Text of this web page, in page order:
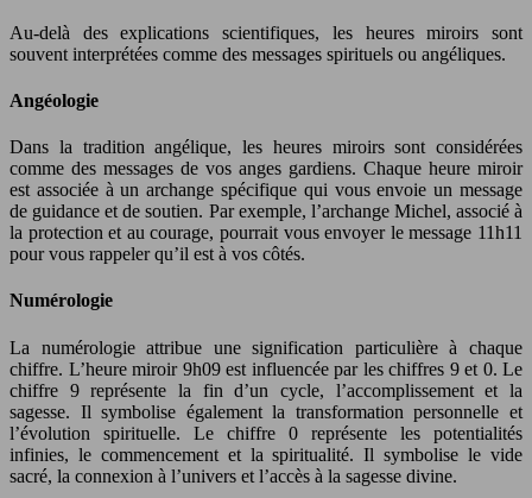
Au-delà des explications scientifiques, les heures miroirs sont
souvent interprétées comme des messages spirituels ou angéliques.
Angéologie
Dans la tradition angélique, les heures miroirs sont considérées
comme des messages de vos anges gardiens. Chaque heure miroir
est associée à un archange spécifique qui vous envoie un message
de guidance et de soutien. Par exemple, l’archange Michel, associé à
la protection et au courage, pourrait vous envoyer le message 11h11
pour vous rappeler qu’il est à vos côtés.
Numérologie
La numérologie attribue une signification particulière à chaque
chiffre. L’heure miroir 9h09 est influencée par les chiffres 9 et 0. Le
chiffre 9 représente la fin d’un cycle, l’accomplissement et la
sagesse. Il symbolise également la transformation personnelle et
l’évolution spirituelle. Le chiffre 0 représente les potentialités
infinies, le commencement et la spiritualité. Il symbolise le vide
sacré, la connexion à l’univers et l’accès à la sagesse divine.